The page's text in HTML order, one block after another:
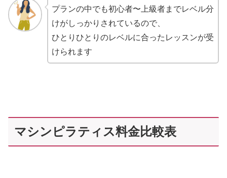
プランの中でも初心者〜上級者までレベル分
けがしっかりされているので、
ひとりひとりのレベルに合ったレッスンが受
けられます
マシンピラティス料金比較表